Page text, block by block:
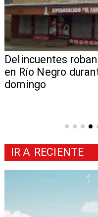
Delincuentes
en Río Negro
domingo
IR A RECIENTE